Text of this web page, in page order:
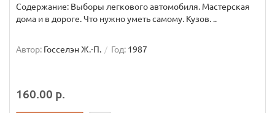
Содержание: Выборы легкового автомобиля. Мастерская
дома и в дороге. Что нужно уметь самому. Кузов. ..
Автор: Госселэн Ж.-П. Год: 1987
160.00 р.